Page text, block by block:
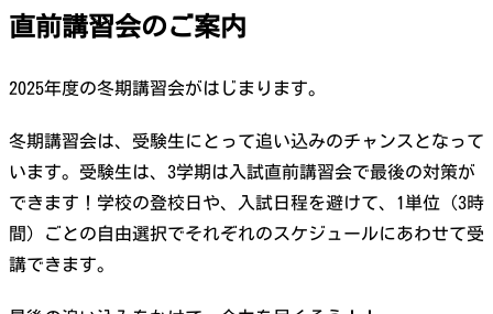
直前講習会のご案内
2025年度の冬期講習会がはじまります。
冬期講習会は、受験生にとって追い込みのチャンスとなって
います。受験生は、3学期は入試直前講習会で最後の対策が
できます！学校の登校日や、入試日程を避けて、1単位（3時
間）ごとの自由選択でそれぞれのスケジュールにあわせて受
講できます。